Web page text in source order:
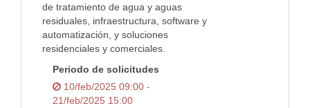
de tratamiento de agua y aguas
residuales, infraestructura, software y
automatización, y soluciones
residenciales y comerciales.
Periodo de solicitudes
10/feb/2025 09:00 -
21/feb/2025 15:00